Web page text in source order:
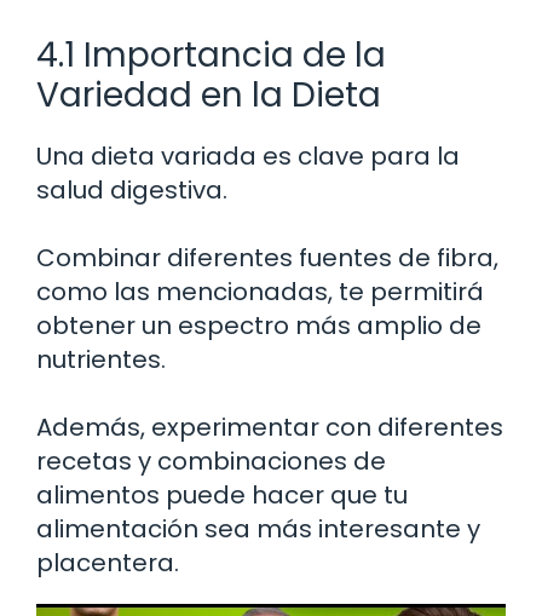
4.1 Importancia de la
Variedad en la Dieta
Una dieta variada es clave para la
salud digestiva.
Combinar diferentes fuentes de fibra,
como las mencionadas, te permitirá
obtener un espectro más amplio de
nutrientes.
Además, experimentar con diferentes
recetas y combinaciones de
alimentos puede hacer que tu
alimentación sea más interesante y
placentera.